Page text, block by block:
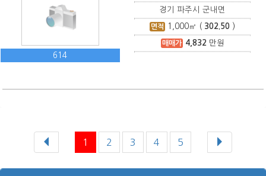
614
경기 파주시 군내면
면적 1,000㎡ ( 302.50 )
매매가 4,832 만원
1 2 3 4 5